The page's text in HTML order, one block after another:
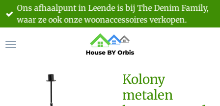
Ga
direct
de
Ons afhaalpunt in Leende is bij The Denim Family,
waar ze ook onze woonaccessoires verkopen.
Kolony
metalen